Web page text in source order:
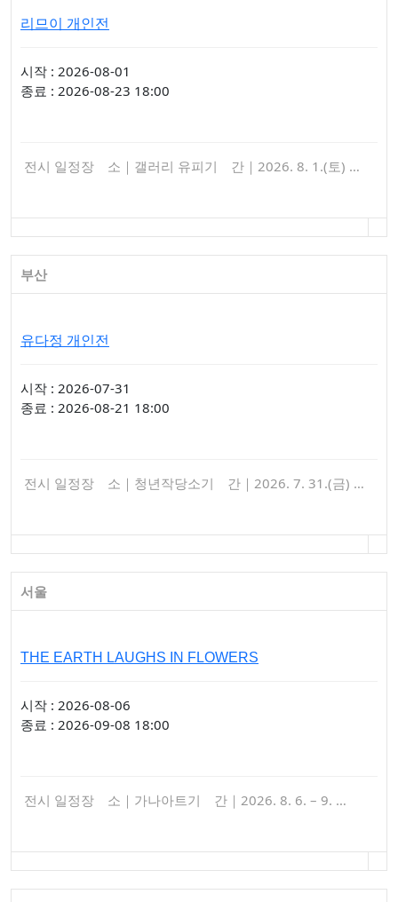
리므이 개인전
시작 : 2026-08-01
종료 : 2026-08-23 18:00
전시 일정장 소｜갤러리 유피기 간｜2026. 8. 1.(토) …
부산
유다정 개인전
시작 : 2026-07-31
종료 : 2026-08-21 18:00
전시 일정장 소｜청년작당소기 간｜2026. 7. 31.(금) …
서울
THE EARTH LAUGHS IN FLOWERS
시작 : 2026-08-06
종료 : 2026-09-08 18:00
전시 일정장 소｜가나아트기 간｜2026. 8. 6. – 9. …